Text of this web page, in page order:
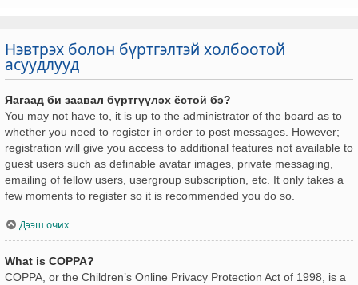
Нэвтрэх болон бүртгэлтэй холбоотой
асуудлууд
Яагаад би заавал бүртгүүлэх ёстой бэ?
You may not have to, it is up to the administrator of the board as to
whether you need to register in order to post messages. However;
registration will give you access to additional features not available to
guest users such as definable avatar images, private messaging,
emailing of fellow users, usergroup subscription, etc. It only takes a
few moments to register so it is recommended you do so.
Дээш очих
What is COPPA?
COPPA, or the Children’s Online Privacy Protection Act of 1998, is a